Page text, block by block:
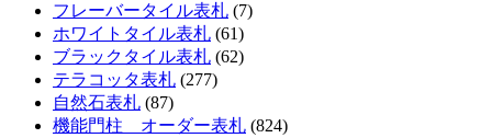
フレーバータイル表札 (7)
ホワイトタイル表札 (61)
ブラックタイル表札 (62)
テラコッタ表札 (277)
自然石表札 (87)
機能門柱 オーダー表札 (824)